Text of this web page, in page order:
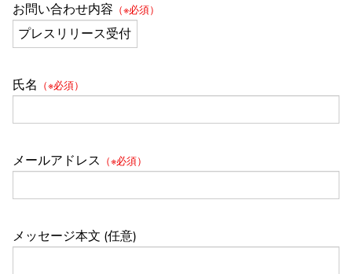
お問い合わせ内容 （※必須）
氏名 （※必須）
メールアドレス （※必須）
メッセージ本文 (任意)